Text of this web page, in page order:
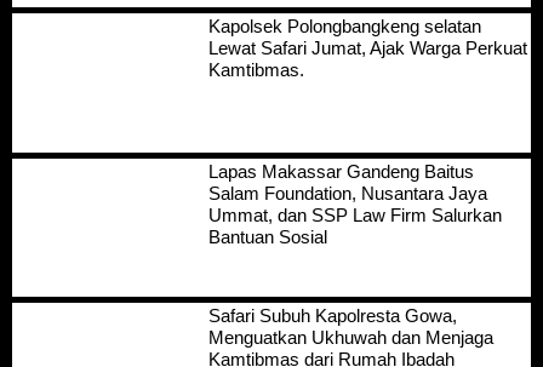
Kapolsek Polongbangkeng selatan
Lewat Safari Jumat, Ajak Warga Perkuat
Kamtibmas.
Lapas Makassar Gandeng Baitus
Salam Foundation, Nusantara Jaya
Ummat, dan SSP Law Firm Salurkan
Bantuan Sosial
Safari Subuh Kapolresta Gowa,
Menguatkan Ukhuwah dan Menjaga
Kamtibmas dari Rumah Ibadah